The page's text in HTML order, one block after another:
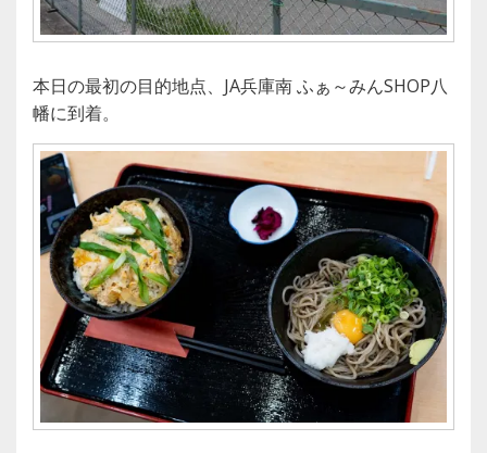
本日の最初の目的地点、JA兵庫南 ふぁ～みんSHOP八
幡に到着。